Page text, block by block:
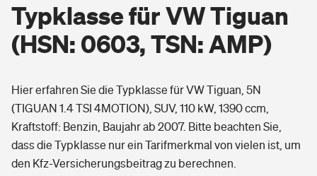
Berufsunfähigkeitsversicherung
Erwerbsunfähigkeitsversicherung
Grundfähigkeitsversicherung
Arbeitsrechtsschutz
Berufshaftpflichtversicherung
Wohnen
Elementarversicherung
Freizeit
Pri­vate Haft­pflicht­
Gesundheit
Typklasse für VW Tiguan
(HSN: 0603, TSN: AMP)
Hier erfahren Sie die Typklasse für VW Tiguan, 5N
(TIGUAN 1.4 TSI 4MOTION), SUV, 110 kW, 1390 ccm,
Kraftstoff: Benzin, Baujahr ab 2007. Bitte beachten Sie,
dass die Typklasse nur ein Tarifmerkmal von vielen ist, um
den Kfz-Versicherungsbeitrag zu berechnen.